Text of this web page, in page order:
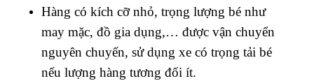
Hàng có kích cỡ nhỏ, trọng lượng bé như
may mặc, đồ gia dụng,… được vận chuyển
nguyên chuyến, sử dụng xe có trọng tải bé
nếu lượng hàng tương đối ít.